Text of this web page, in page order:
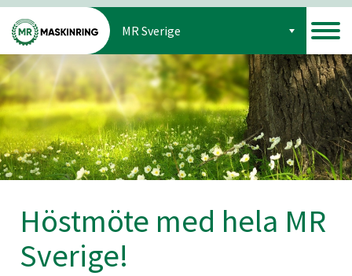
MR Sverige
Höstmöte med hela MR
Sverige!